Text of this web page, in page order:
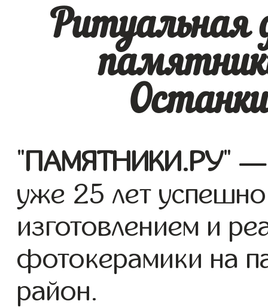
Ритуальная
"ПАМЯТНИКИ.РУ" —
уже 25 лет
изготовлением и
фотокерамики на
район.